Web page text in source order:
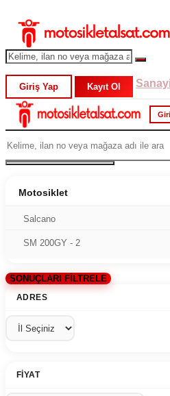
Giriş Yap Kayıt Ol
Motosiklet
Salcano
SM 200GY - 2
SONUÇLARI FİLTRELE
ADRES
FIYAT